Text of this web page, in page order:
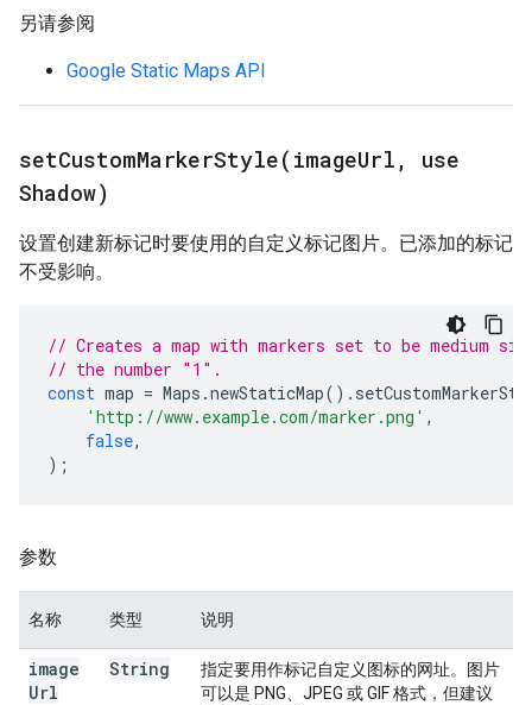
另请参阅
Google Static Maps API
setCustomMarkerStyle( imageUrl ,
use
Shadow)
设置创建新标记时要使用的自定义标记图片。已添加的标记
不受影响。
// Creates a map with markers set to be medium
// the number "1".
const map = Maps .newStaticMap().
'http://www.example.com/marker.png' ,
false,
);
参数
名称 类型 说明
image
Url
String
指定要用作标记自定义图标的网址。图片
可以是 PNG、JPEG 或 GIF 格式，但建议